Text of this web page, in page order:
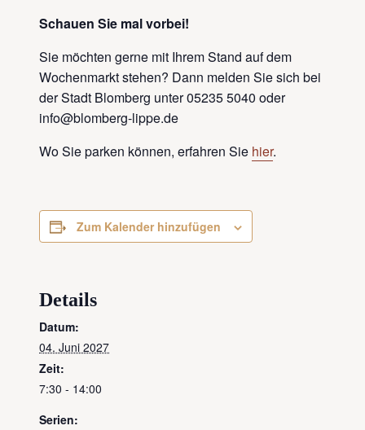
Schauen Sie mal vorbei!
Sie möchten gerne mit Ihrem Stand auf dem
Wochenmarkt stehen? Dann melden Sie sich bei
der Stadt Blomberg unter 05235 5040 oder
info@blomberg-lippe.de
Wo Sie parken können, erfahren Sie hier.
Zum Kalender hinzufügen
Details
Datum:
04. Juni 2027
Zeit:
7:30 - 14:00
Serien: